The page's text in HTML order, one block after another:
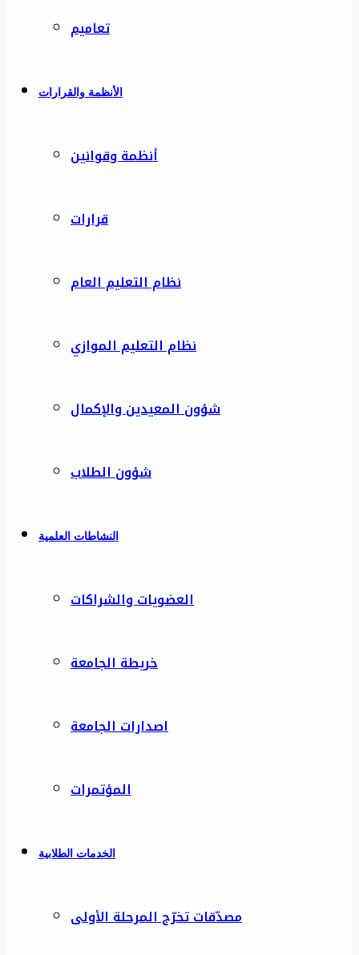
تعاميم
الأنظمة والقرارات
أنظمة وقوانين
قرارات
نظام التعليم العام
نظام التعليم الموازي
شؤون المعيدين والإكمال
شؤون الطلاب
النشاطات العلمية
العضويات والشراكات
خريطة الجامعة
اصدارات الجامعة
المؤتمرات
الخدمات الطلابية
مصدّقات تخرّج المرحلة الأولى